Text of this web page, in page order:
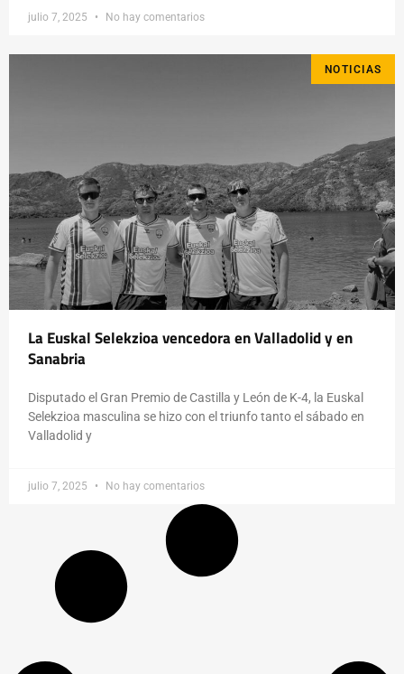
julio 7, 2025 No hay comentarios
NOTICIAS
La Euskal Selekzioa vencedora en Valladolid y en
Sanabria
Disputado el Gran Premio de Castilla y León de K-4, la Euskal
Selekzioa masculina se hizo con el triunfo tanto el sábado en
Valladolid y
julio 7, 2025 No hay comentarios